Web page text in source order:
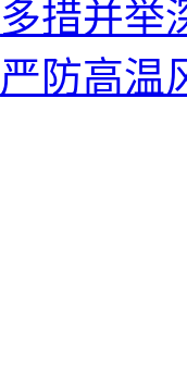
多措并举
严防高温